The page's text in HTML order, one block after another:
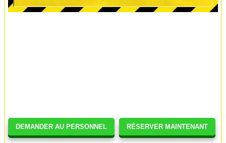
DEMANDER AU PERSONNEL RÉSERVER MAINTENANT